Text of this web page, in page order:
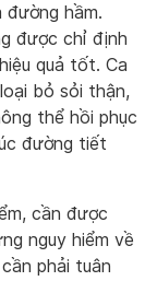
hầm.
được chỉ định
quả tốt. Ca
bỏ sỏi thận,
thể hồi phục
đường tiết
cần được
nguy hiểm về
phải tuân